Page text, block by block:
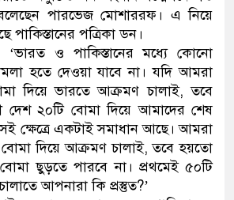
জড়িত কিশোর গ্যাংয়ের চার শিশু
ডাকাতির প্রস্তুতিকালে
থানা পুলিশ
পারভেজ মোশাররফ। এ নিয়ে
পাকিস্তানের পত্রিকা ডন।
ও পাকিস্তানের মধ্যে কোনো
হতে দেওয়া যাবে না। যদি আমরা
দিয়ে ভারতে আক্রমণ চালাই, তবে
দেশ ২০টি বোমা দিয়ে আমাদের শেষ
ক্ষেত্রে একটাই সমাধান আছে। আমরা
বোমা দিয়ে আক্রমণ চালাই, তবে হয়তো
ছুড়তে পারবে না। প্রথমেই ৫০টি
আপনারা কি প্রস্তুত?’